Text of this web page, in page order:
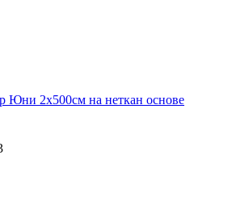
Юни 2х500см на неткан основе